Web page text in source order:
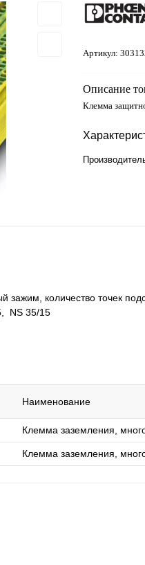
Артикул:
Описание
Клемма
количество точек
NS 35/15
Наименование
Клемма заземления,
Клемма заземления,